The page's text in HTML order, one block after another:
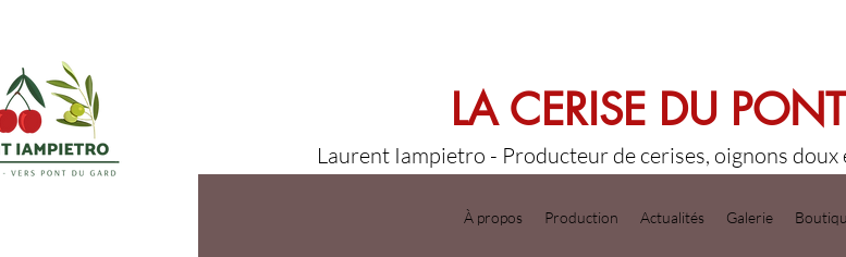
LA CERISE DU
Laurent Iampietro - Producteur de cerises, oignons
À propos Production Actualités Galerie